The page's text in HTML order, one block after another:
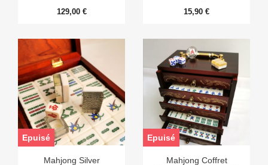
129,00 € 15,90 €
Mahjong Silver
Epuisé
Mahjong Coffret
Epuisé